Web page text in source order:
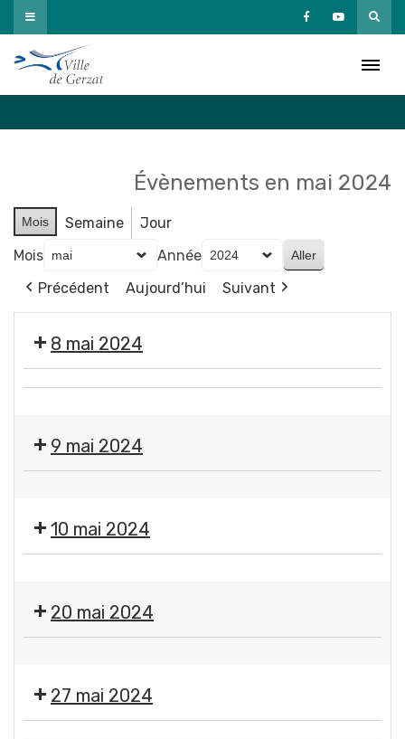
Passer
au
contenu
Évènements en mai 2024
Mois Semaine
Jour
Mois
Année
Précédent
Aujourd’hui Suivant
8 mai 2024
❌
des
services
commémorative
de
Victoire
1945
Place
9 mai 2024
des
services
10 mai 2024
des
services
20 mai 2024
des
services
27 mai 2024